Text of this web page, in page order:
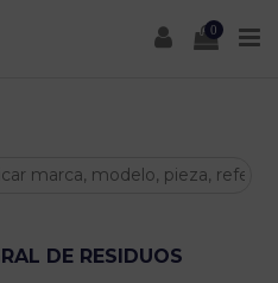
0
DE RESIDUOS